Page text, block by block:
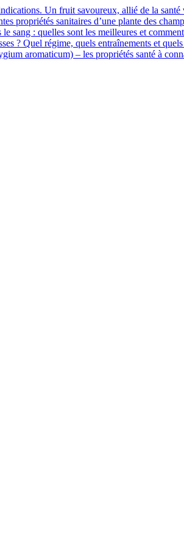
Un fruit savoureux, allié de la santé
propriétés sanitaires d’une plante des
sang : quelles sont les meilleures et
? Quel régime, quels entraînements et
aromaticum) – les propriétés santé à